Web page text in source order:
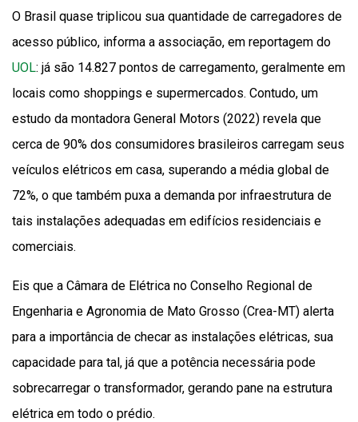
O Brasil quase triplicou sua quantidade de carregadores de
acesso público, informa a associação, em reportagem do
UOL: já são 14.827 pontos de carregamento, geralmente em
locais como shoppings e supermercados. Contudo, um
estudo da montadora General Motors (2022) revela que
cerca de 90% dos consumidores brasileiros carregam seus
veículos elétricos em casa, superando a média global de
72%, o que também puxa a demanda por infraestrutura de
tais instalações adequadas em edifícios residenciais e
comerciais.
Eis que a Câmara de Elétrica no Conselho Regional de
Engenharia e Agronomia de Mato Grosso (Crea-MT) alerta
para a importância de checar as instalações elétricas, sua
capacidade para tal, já que a potência necessária pode
sobrecarregar o transformador, gerando pane na estrutura
elétrica em todo o prédio.